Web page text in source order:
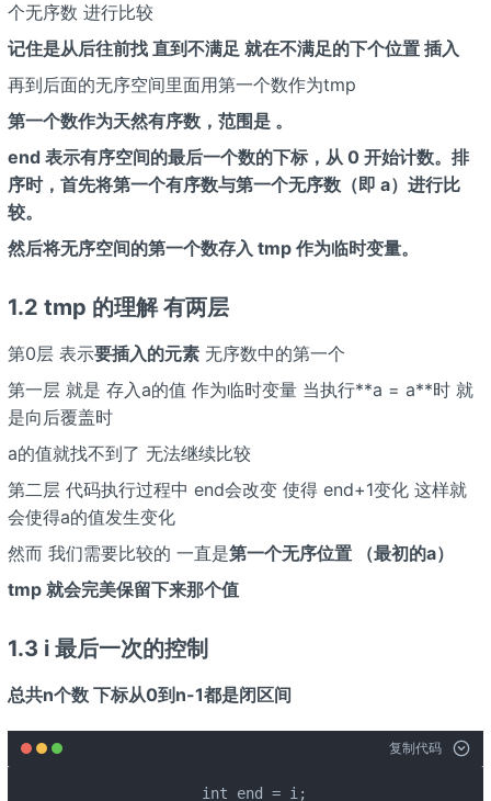
个无序数 进行比较
记住是从后往前找 直到不满足 就在不满足的下个位置 插入
再到后面的无序空间里面用第一个数作为tmp
第一个数作为天然有序数，范围是 。
end 表示有序空间的最后一个数的下标，从 0 开始计数。排
序时，首先将第一个有序数与第一个无序数（即 a）进行比
较。
然后将无序空间的第一个数存入 tmp 作为临时变量。
1.2 tmp 的理解 有两层
第0层 表示要插入的元素无序数中的第一个
第一层 就是 存入a的值 作为临时变量 当执行**a = a**时 就
是向后覆盖时
a的值就找不到了 无法继续比较
第二层 代码执行过程中 end会改变 使得 end+1变化 这样就
会使得a的值发生变化
然而 我们需要比较的 一直是第一个无序位置 （最初的a）
tmp 就会完美保留下来那个值
1.3 i 最后一次的控制
总共n个数 下标从0到n-1都是闭区间
复制代码